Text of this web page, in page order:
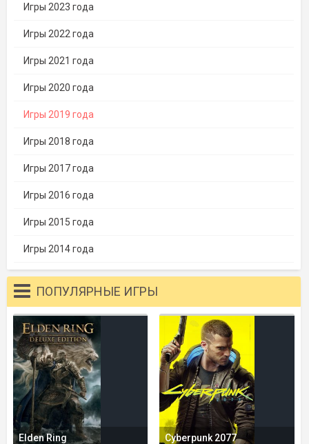
Игры 2023 года
Игры 2022 года
Игры 2021 года
Игры 2020 года
Игры 2019 года
Игры 2018 года
Игры 2017 года
Игры 2016 года
Игры 2015 года
Игры 2014 года
ПОПУЛЯРНЫЕ ИГРЫ
Elden Ring Cyberpunk 2077